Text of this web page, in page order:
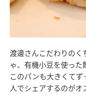
渡邊さんこだわりのく
ゃ、有機小豆を使った
このパンも大きくて
人でシェアするのがオ